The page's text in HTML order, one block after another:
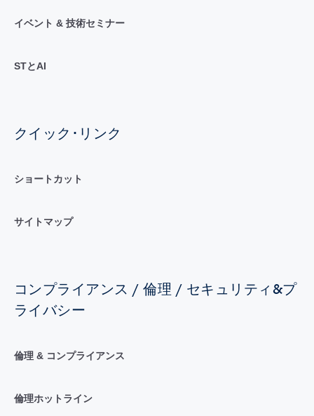
イベント & 技術セミナー
STとAI
クイック･リンク
ショートカット
サイトマップ
コンプライアンス / 倫理 / セキュリティ&プ
ライバシー
倫理 & コンプライアンス
倫理ホットライン